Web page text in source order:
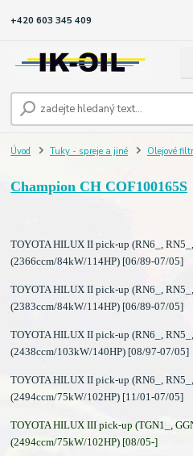
+420 603 345 409
Úvod Tuky - spreje a jiné Olejové
Champion CH COF100165S
TOYOTA HILUX II pick-up (RN6_,
(2366ccm/84kW/114HP) [06/89-07/05]
TOYOTA HILUX II pick-up (RN6_,
(2383ccm/84kW/114HP) [06/89-07/05]
TOYOTA HILUX II pick-up (RN6_,
(2438ccm/103kW/140HP) [08/97-07/05]
TOYOTA HILUX II pick-up (RN6_,
(2494ccm/75kW/102HP) [11/01-07/05]
TOYOTA HILUX III pick-up (TGN1_,
(2494ccm/75kW/102HP) [08/05-]